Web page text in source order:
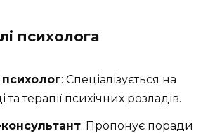
психолога
психолог: Спеціалізується на
та терапії психічних розладів.
: Пропонує поради